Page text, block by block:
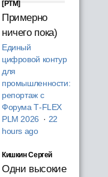
[PTM]
Примерно
ничего пока)
Единый
цифровой контур
для
промышленности:
репортаж с
Форума T‑FLEX
PLM 2026 · 22
hours ago
Кишкин Сергей
Одни высокие